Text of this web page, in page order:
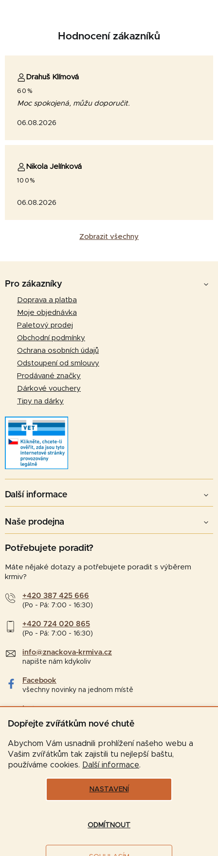
Dopřejte zvířátkům nové chutě
Abychom Vám usnadnili prohlížení našeho webu a
Vašim zvířátkům tak zajistili tu nejlepší baštu,
používáme cookies. Další informace.
NASTAVENÍ
ODMÍTNOUT
Hodnocení zákazníků
Drahuš Klímová
60%
Moc spokojená, můžu doporučit.
06.08.2026
Nikola Jelínková
100%
06.08.2026
Zobrazit všechny
Pro zákazníky
Doprava a platba
Moje objednávka
Paletový prodej
Obchodní podmínky
Ochrana osobních údajů
Odstoupení od smlouvy
Prodávané značky
Dárkové vouchery
Tipy na dárky
Další informace
Naše prodejna
Potřebujete poradit?
Máte nějaké dotazy a potřebujete poradit s výběrem
krmiv?
+420 387 425 666
(Po - Pá: 7:00 - 16:30)
+420 724 020 865
(Po - Pá: 7:00 - 16:30)
info@znackova-krmiva.cz
napište nám kdykoliv
Facebook
všechny novinky na jednom místě
Instagram
tipy a zajímavosti pro chovatele
Vytvořil Shoptet